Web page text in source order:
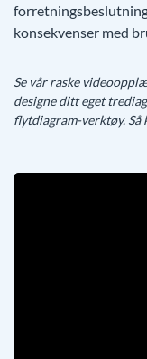
konsekvenser med
Se vår raske
designe ditt eget
flytdiagram-verktøy. Så